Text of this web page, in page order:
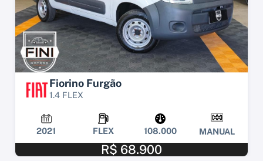
Fiorino Furgão
1.4 FLEX
2021 FLEX 108.000 MANUAL
R$ 68.900